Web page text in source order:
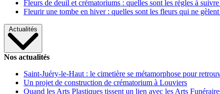
Fleurs de deuil et crématoriums : quelles sont les règles à
Fleurir une tombe en hiver : quelles sont les fleurs qui ne gèlent
Actualités
Nos actualités
Saint-Juéry-le-Haut : le cimetière se métamorphose pour
Un projet de construction de crématorium à Louviers
Quand les Arts Plastiques tissent un lien avec les Arts